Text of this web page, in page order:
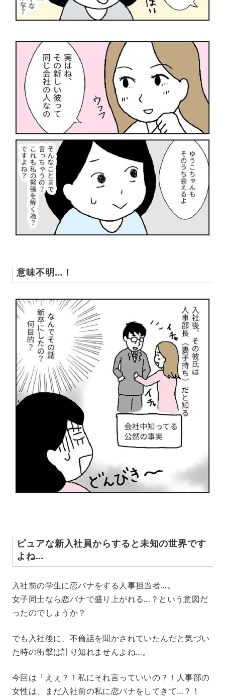
意味不明…！
ピュアな新入社員からすると未知の世界です
よね…
入社前の学生に恋バナをする人事担当者…。
女子同士なら恋バナで盛り上がれる…？という意図だ
ったのでしょうか？
でも入社後に、不倫話を聞かされていたんだと気づい
た時の衝撃は計り知れませんよね…。
今回は「えぇ？！私にそれ言っていいの？！人事部の
女性は、まだ入社前の私に恋バナをしてきて…？！